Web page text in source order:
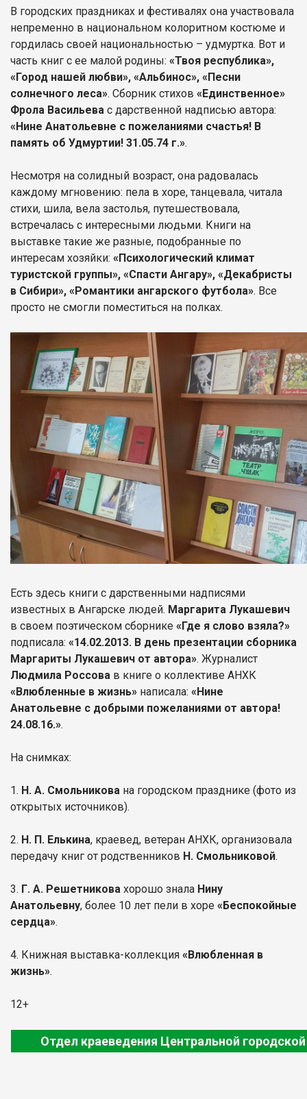
В городских праздниках и фестивалях она участвовала
непременно в национальном колоритном костюме и
гордилась своей национальностью – удмуртка. Вот и
часть книг с ее малой родины: «Твоя республика»,
«Город нашей любви», «Альбинос», «Песни
солнечного леса». Сборник стихов «Единственное»
Фрола Васильева с дарственной надписью автора:
«Нине Анатольевне с пожеланиями счастья! В
память об Удмуртии! 31.05.74 г.».
Несмотря на солидный возраст, она радовалась
каждому мгновению: пела в хоре, танцевала, читала
стихи, шила, вела застолья, путешествовала,
встречалась с интересными людьми. Книги на
выставке такие же разные, подобранные по
интересам хозяйки: «Психологический климат
туристской группы», «Спасти Ангару», «Декабристы
в Сибири», «Романтики ангарского футбола». Все
просто не смогли поместиться на полках.
Есть здесь книги с дарственными надписями
известных в Ангарске людей. Маргарита Лукашевич
в своем поэтическом сборнике «Где я слово взяла?»
подписала: «14.02.2013. В день презентации сборника
Маргариты Лукашевич от автора». Журналист
Людмила Россова в книге о коллективе АНХК
«Влюбленные в жизнь» написала: «Нине
Анатольевне с добрыми пожеланиями от автора!
24.08.16.».
На снимках:
1. Н. А. Смольникова на городском празднике (фото из
открытых источников).
2. Н. П. Елькина, краевед, ветеран АНХК, организовала
передачу книг от родственников Н. Смольниковой.
3. Г. А. Решетникова хорошо знала Нину
Анатольевну, более 10 лет пели в хоре «Беспокойные
сердца».
4. Книжная выставка-коллекция «Влюбленная в
жизнь».
12+
Отдел краеведения Центральной